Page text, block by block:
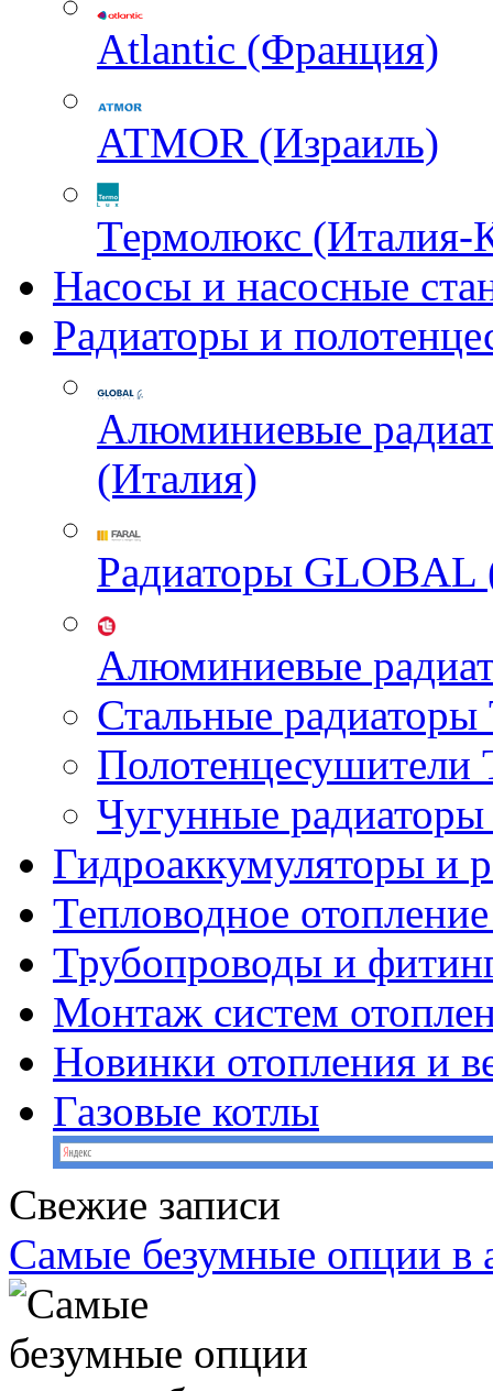
Atlantic (Франция)
ATMOR (Израиль)
Термолюкс (Италия-
Насосы и насосные
Радиаторы и
Алюминиевые
(Италия)
Радиаторы GLOBAL
Алюминиевые
Стальные
Чугунные
Гидроаккумуляторы и
Тепловодное
Трубопроводы и
Монтаж систем
Новинки отопления и
Газовые котлы
Свежие записи
Самые безумные опции в